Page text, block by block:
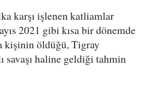
karşı işlenen katliamlar
2021 gibi kısa bir dönemde
kişinin öldüğü, Tigray
savaşı haline geldiği tahmin